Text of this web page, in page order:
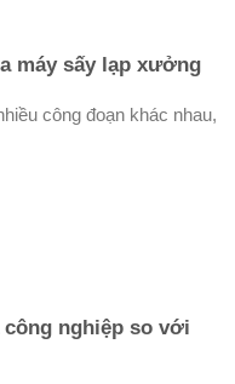
máy sấy lạp xưởng
công đoạn khác nhau,
công nghiệp so với